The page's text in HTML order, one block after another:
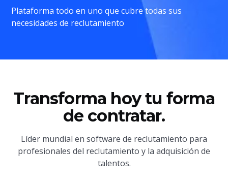
Plataforma todo en uno que cubre todas sus
necesidades de reclutamiento
Transforma hoy tu forma
de contratar.
Líder mundial en software de reclutamiento para
profesionales del reclutamiento y la adquisición de
talentos.